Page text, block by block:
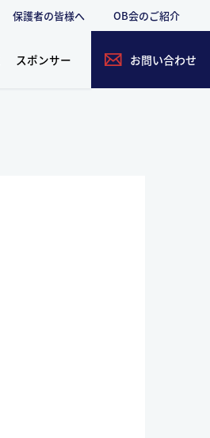
保護者の皆様へ OB会のご紹介
スポンサー お問い合わせ